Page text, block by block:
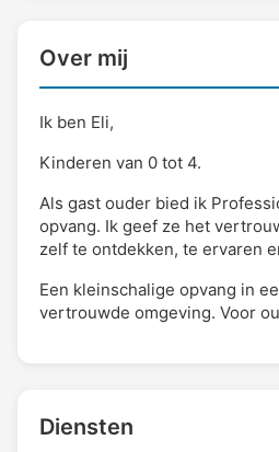
Over mij
Ik ben Eli,
Kinderen van 0 tot 4.
Als gast ouder bied ik
opvang. Ik geef ze het
zelf te ontdekken, te ervaren
Een kleinschalige opvang in
vertrouwde omgeving. Voor
Diensten